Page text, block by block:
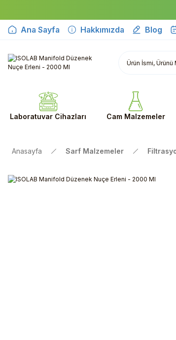
Ana Sayfa Hakkımızda Blog
Laboratuvar Cihazları Cam Malzemeler
Anasayfa Sarf Malzemeler